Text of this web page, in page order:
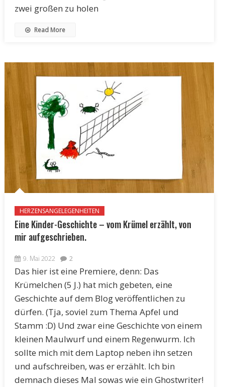
zwei großen zu holen
Read More
HERZENSANGELEGENHEITEN
Eine Kinder-Geschichte – vom Krümel erzählt, von
mir aufgeschrieben.
9. Mai 2022 2
Das hier ist eine Premiere, denn: Das
Krümelchen (5 J.) hat mich gebeten, eine
Geschichte auf dem Blog veröffentlichen zu
dürfen. (Tja, soviel zum Thema Apfel und
Stamm :D) Und zwar eine Geschichte von einem
kleinen Maulwurf und einem Regenwurm. Ich
sollte mich mit dem Laptop neben ihn setzen
und aufschreiben, was er erzählt. Ich bin
demnach dieses Mal sowas wie ein Ghostwriter!